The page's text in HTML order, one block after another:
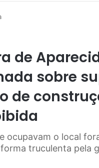
de
sobre
de
ocupavam o local
truculenta pela